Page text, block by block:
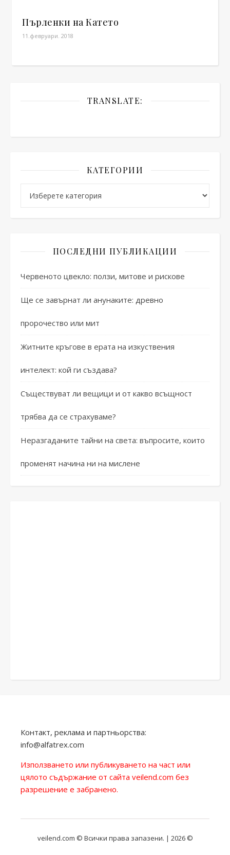
Пърленки на Катето
11.февруари. 2018
TRANSLATE:
КАТЕГОРИИ
ПОСЛЕДНИ ПУБЛИКАЦИИ
Червеното цвекло: ползи, митове и рискове
Ще се завърнат ли анунаките: древно
пророчество или мит
Житните кръгове в ерата на изкуствения
интелект: кой ги създава?
Съществуват ли вещици и от какво всъщност
трябва да се страхуваме?
Неразгаданите тайни на света: въпросите, които
променят начина ни на мислене
Контакт, реклама и партньорства:
info@alfatrex.com
Използването или публикуването на част или
цялото съдържание от сайта veilend.com без
разрешение е забранено.
veilend.com © Всички права запазени. | 2026 ©